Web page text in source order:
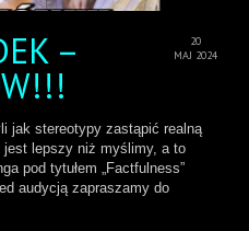
20
MAJ 2024
–
jak stereotypy zastąpić realną
lepszy niż myślimy, a to
pod tytułem „Factfulness”
audycją zapraszamy do